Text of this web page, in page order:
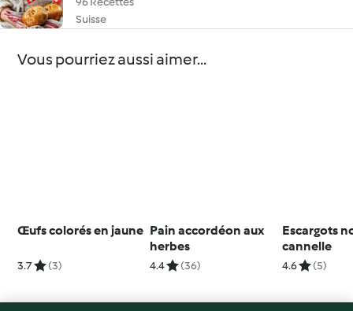
Suisse
Vous pourriez aussi aimer...
Œufs colorés en jaune
3.7 (3)
Pain accordéon aux
herbes
4.4 (36)
Escargots
cannelle
4.6 (5)